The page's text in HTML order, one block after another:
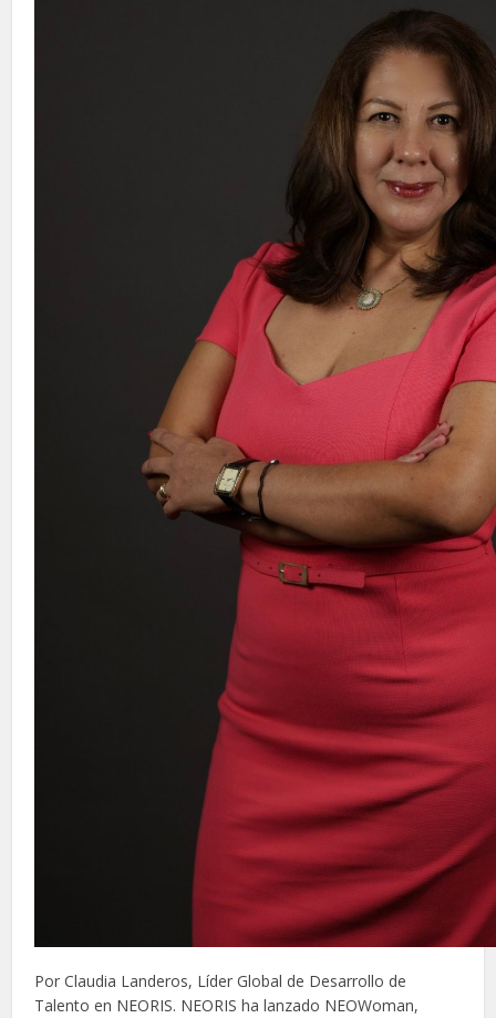
Por Claudia Landeros, Líder Global de Desarrollo de
Talento en NEORIS. NEORIS ha lanzado NEOWoman,